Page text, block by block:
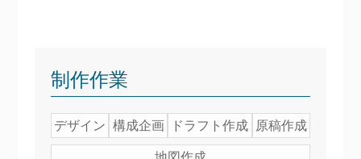
制作作業
デザイン 構成企画 ドラフト作成 原稿作成